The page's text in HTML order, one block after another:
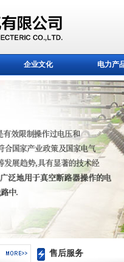
企业文化 电力产
售后服务